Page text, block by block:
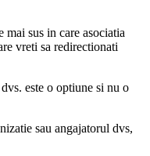
sus in care asociatia
vreti sa redirectionati
este o optiune si nu o
sau angajatorul dvs,